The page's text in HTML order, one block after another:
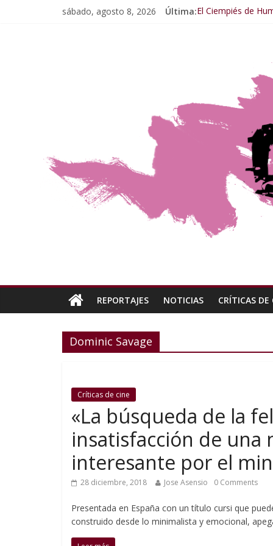
sábado, agosto 8, 2026 Última:El Ciempiés de
El Ciempiés de
REPORTAJES NOTICIAS CRÍTICAS DE
Dominic Savage
Críticas de cine
«La búsqueda de la
insatisfacción de
interesante por el
28 diciembre, 2018 Jose Asensio 0 Comments
Presentada en España con un título cursi que
construido desde lo minimalista y emocional,